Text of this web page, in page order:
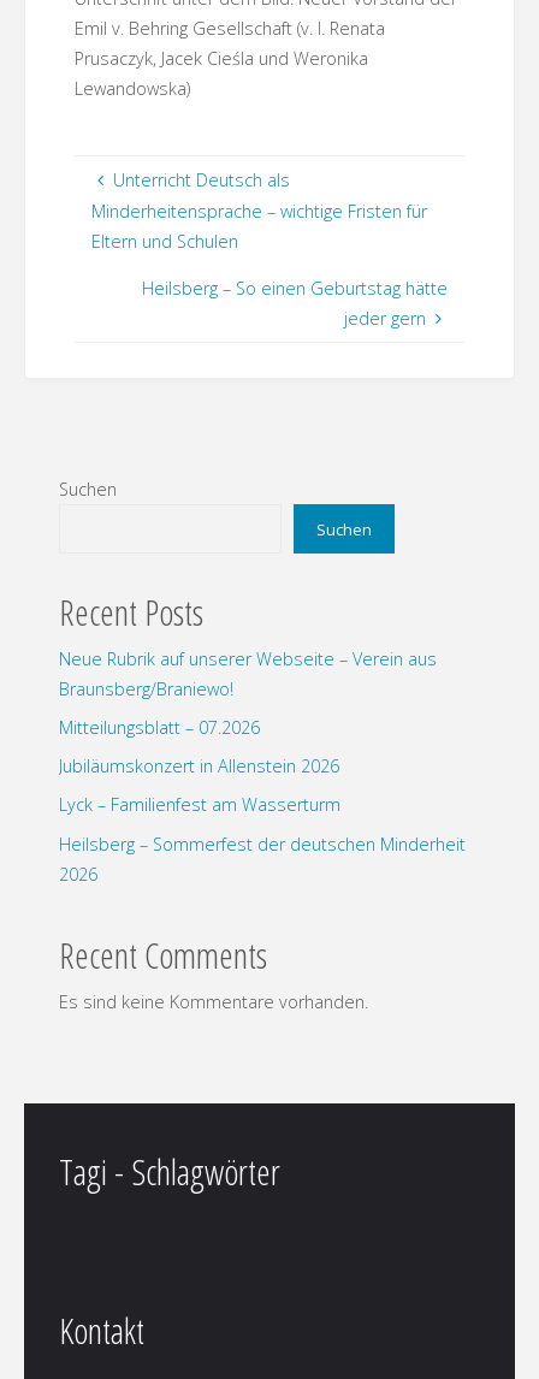
Emil v. Behring Gesellschaft (v. l. Renata
Prusaczyk, Jacek Cieśla und Weronika
Lewandowska)
Unterricht Deutsch als
Minderheitensprache – wichtige Fristen für
Eltern und Schulen
Heilsberg – So einen Geburtstag hätte
jeder gern
Suchen
Suchen
Recent Posts
Neue Rubrik auf unserer Webseite – Verein aus
Braunsberg/Braniewo!
Mitteilungsblatt – 07.2026
Jubiläumskonzert in Allenstein 2026
Lyck – Familienfest am Wasserturm
Heilsberg – Sommerfest der deutschen Minderheit
2026
Recent Comments
Es sind keine Kommentare vorhanden.
Tagi - Schlagwörter
Kontakt